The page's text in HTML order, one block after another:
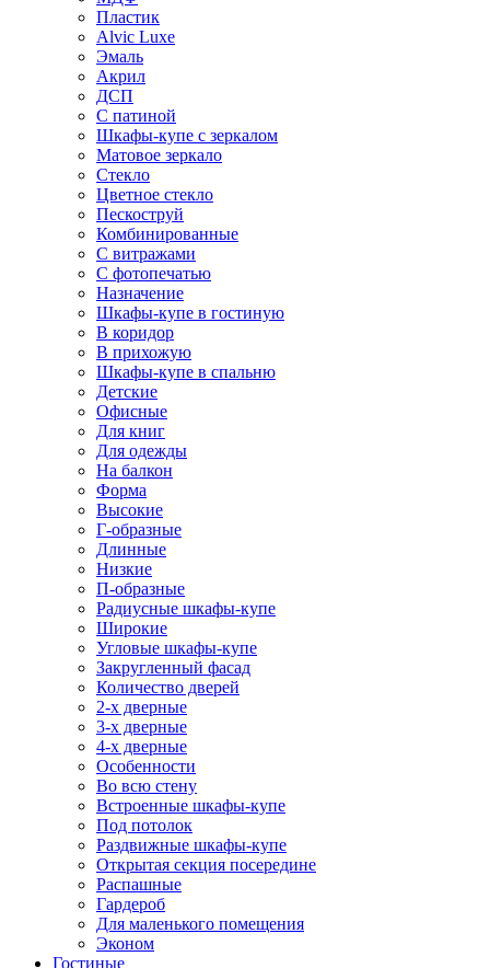
Пластик
Alvic Luxe
Эмаль
Акрил
ДСП
С патиной
Шкафы-купе с зеркалом
Матовое зеркало
Стекло
Цветное стекло
Пескоструй
Комбинированные
С витражами
С фотопечатью
Назначение
Шкафы-купе в гостиную
В коридор
В прихожую
Шкафы-купе в спальню
Детские
Офисные
Для книг
Для одежды
На балкон
Форма
Высокие
Г-образные
Длинные
Низкие
П-образные
Радиусные шкафы-купе
Широкие
Угловые шкафы-купе
Закругленный фасад
Количество дверей
2-х дверные
3-х дверные
4-х дверные
Особенности
Во всю стену
Встроенные шкафы-купе
Под потолок
Раздвижные шкафы-купе
Открытая секция посередине
Распашные
Гардероб
Для маленького помещения
Эконом
Гостиные